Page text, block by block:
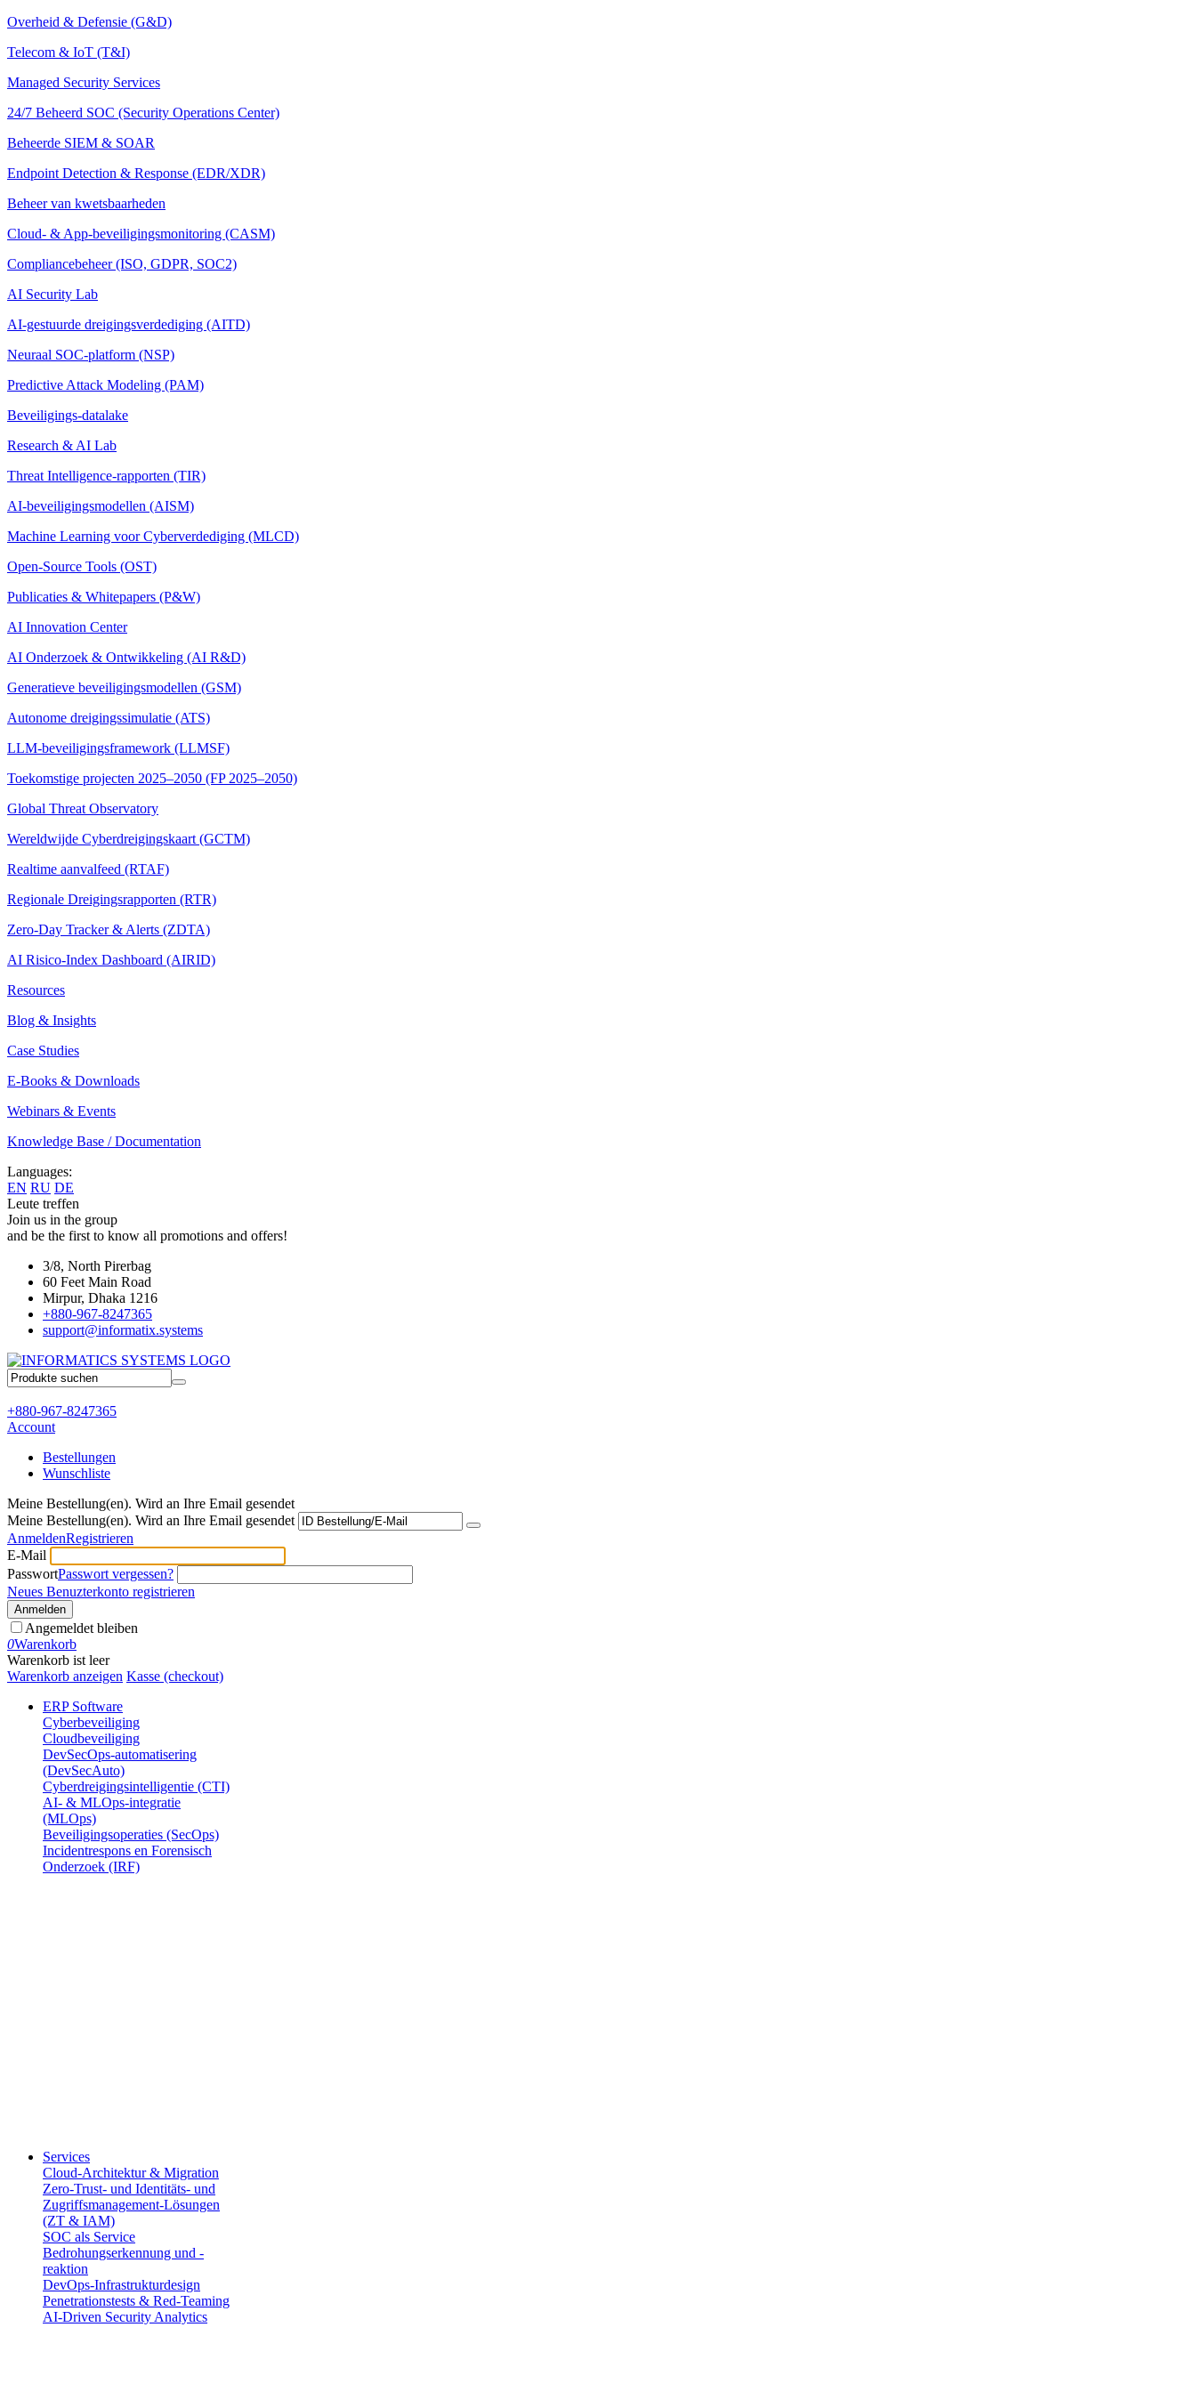
Overheid & Defensie (G&D)
Telecom & IoT (T&I)
Managed Security Services
24/7 Beheerd SOC (Security Operations Center)
Beheerde SIEM & SOAR
Endpoint Detection & Response (EDR/XDR)
Beheer van kwetsbaarheden
Cloud- & App-beveiligingsmonitoring (CASM)
Compliancebeheer (ISO, GDPR, SOC2)
AI Security Lab
AI-gestuurde dreigingsverdediging (AITD)
Neuraal SOC-platform (NSP)
Predictive Attack Modeling (PAM)
Beveiligings-datalake
Research & AI Lab
Threat Intelligence-rapporten (TIR)
AI-beveiligingsmodellen (AISM)
Machine Learning voor Cyberverdediging (MLCD)
Open-Source Tools (OST)
Publicaties & Whitepapers (P&W)
AI Innovation Center
AI Onderzoek & Ontwikkeling (AI R&D)
Generatieve beveiligingsmodellen (GSM)
Autonome dreigingssimulatie (ATS)
LLM-beveiligingsframework (LLMSF)
Toekomstige projecten 2025–2050 (FP 2025–2050)
Global Threat Observatory
Wereldwijde Cyberdreigingskaart (GCTM)
Realtime aanvalfeed (RTAF)
Regionale Dreigingsrapporten (RTR)
Zero-Day Tracker & Alerts (ZDTA)
AI Risico-Index Dashboard (AIRID)
Resources
Blog & Insights
Case Studies
E-Books & Downloads
Webinars & Events
Knowledge Base / Documentation
Languages:
EN RU DE
Leute treffen
Join us in the group
and be the first to know all promotions and offers!
3/8, North Pirerbag
60 Feet Main Road
Mirpur, Dhaka 1216
+880-967-8247365
support@informatix.systems
+880-967-8247365
Account
Bestellungen
Wunschliste
Meine Bestellung(en). Wird an Ihre Email gesendet
Meine Bestellung(en). Wird an Ihre Email gesendet
AnmeldenRegistrieren
E-Mail
PasswortPasswort vergessen?
Neues Benuzterkonto registrieren
Anmelden
Angemeldet bleiben
0Warenkorb
Warenkorb ist leer
Warenkorb anzeigen Kasse (checkout)
ERP Software
Cyberbeveiliging
Cloudbeveiliging
DevSecOps-automatisering
(DevSecAuto)
Cyberdreigingsintelligentie (CTI)
AI- & MLOps-integratie
(MLOps)
Beveiligingsoperaties (SecOps)
Incidentrespons en Forensisch
Onderzoek (IRF)
Services
Cloud-Architektur & Migration
Zero-Trust- und Identitäts- und
Zugriffsmanagement-Lösungen
(ZT & IAM)
SOC als Service
Bedrohungserkennung und -
reaktion
DevOps-Infrastrukturdesign
Penetrationstests & Red-Teaming
AI-Driven Security Analytics